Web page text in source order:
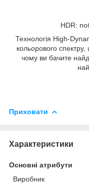
HDR:
Технологія High-
кольорового
чому ви бачите
Приховати
Характеристики
Основні атрибути
Виробник